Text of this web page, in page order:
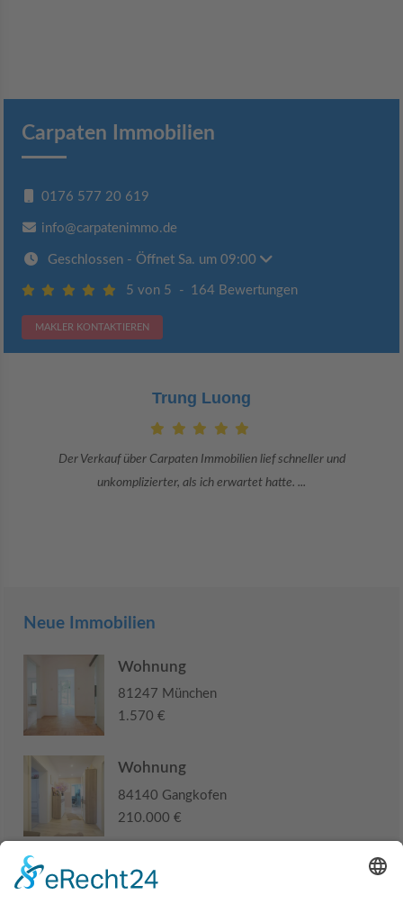
Carpaten Immobilien
0176 577 20 619
info@carpatenimmo.de
Geschlossen - Öffnet Sa. um 09:00
5 von 5 - 164 Bewertungen
MAKLER KONTAKTIEREN
Claudia Bergrath
Danke an Carpaten Immobilien und besonders an Frau Adriana Sarca.
Sie war viele Monate mehr als ...
Neue Immobilien
Wohnung
81247 München
1.570 €
Wohnung
84140 Gangkofen
210.000 €
Haus